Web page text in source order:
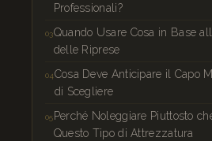
Professionali?
Quando Usare Cosa in Base
delle Riprese
Cosa Deve Anticipare il Capo
di Scegliere
Perché Noleggiare Piuttosto
Questo Tipo di Attrezzatura